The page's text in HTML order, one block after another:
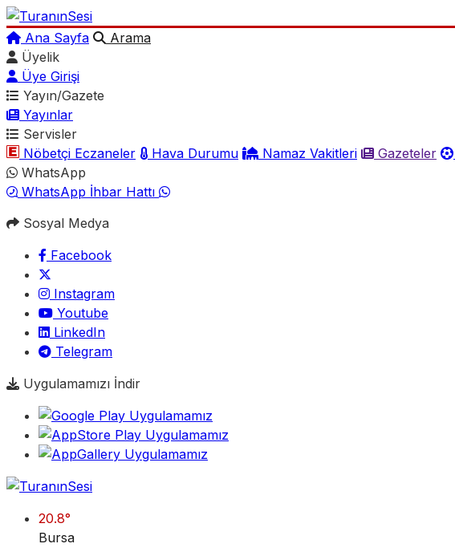
Ana Sayfa
Arama
Üyelik
Üye Girişi
Yayın/Gazete
Yayınlar
Servisler
Nöbetçi Eczaneler
Hava Durumu Namaz Vakitleri Gazeteler
WhatsApp
WhatsApp İhbar Hattı
Sosyal Medya
Facebook
Instagram
Youtube
LinkedIn
Telegram
Uygulamamızı İndir
20.8°
Bursa